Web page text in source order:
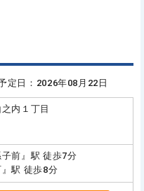
日：2026年08月22日
内１丁目
前』駅 徒歩7分
』駅 徒歩8分